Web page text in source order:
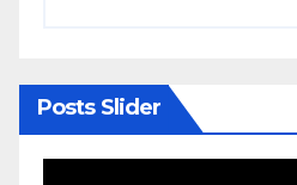
Posts Slider